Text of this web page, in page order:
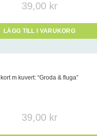
39,00 kr
LÄGG TILL I VARUKORG
kort m kuvert: “Groda & fluga”
39,00 kr